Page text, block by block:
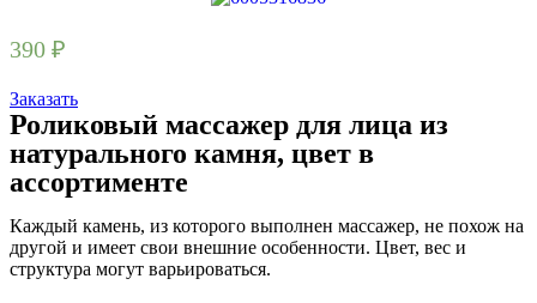
390 ₽
Заказать
Роликовый массажер для лица из
натурального камня, цвет в
ассортименте
Каждый камень, из которого выполнен массажер, не похож на
другой и имеет свои внешние особенности. Цвет, вес и
структура могут варьироваться.